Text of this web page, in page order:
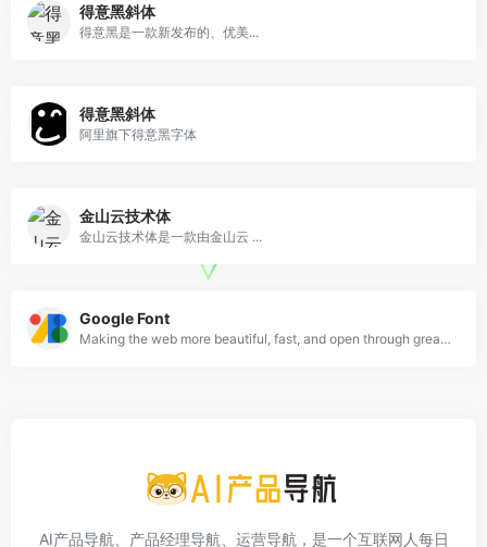
得意黑斜体
得意黑是一款新发布的、优美...
得意黑斜体
阿里旗下得意黑字体
金山云技术体
金山云技术体是一款由金山云 ...
Google Font
Making the web more beautiful, fast, and open through great typography
AI产品导航、产品经理导航、运营导航，是一个互联网人每日